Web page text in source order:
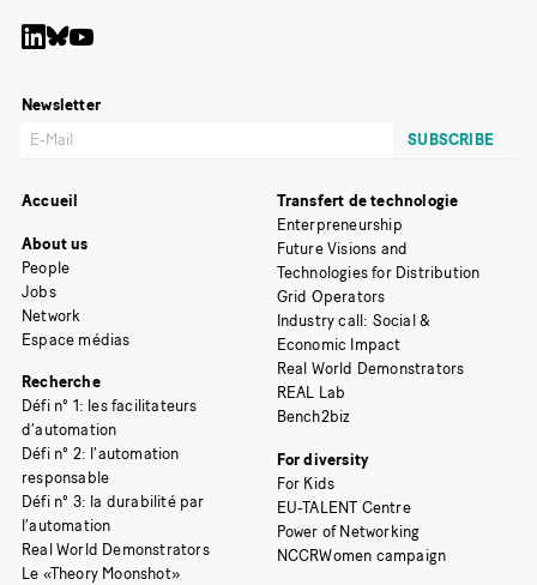
Newsletter
Accueil
About us
People
Jobs
Network
Espace médias
Recherche
Défi n° 1: les facilitateurs
d’automation
Défi n° 2: l’automation
responsable
Défi n° 3: la durabilité par
l’automation
Real World Demonstrators
Le «Theory Moonshot»
Transfert de technologie
Enterpreneurship
Future Visions and
Technologies for Distribution
Grid Operators
Industry call: Social &
Economic Impact
Real World Demonstrators
REAL Lab
Bench2biz
For diversity
For Kids
EU-TALENT Centre
Power of Networking
NCCRWomen campaign